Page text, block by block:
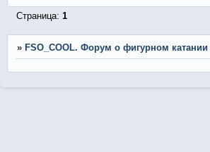
Страница: 1
» FSO_COOL. Форум о фигурном катании